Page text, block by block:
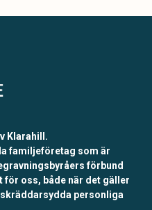
Klarahill.
familjeföretag som är
förbund
för oss, både när det gäller
personliga